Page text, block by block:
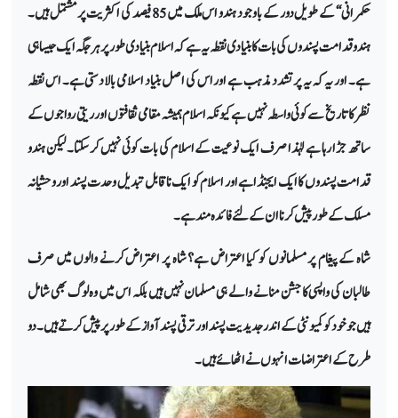
حکمرانی‘‘ کے طویل دور کے باوجود ہندو اس ملک میں 85 فیصد کی اکثریت پر مشتمل ہیں۔
ہندو قدامت پسندوں کی بات کا بنیادی نقطہ یہ ہے کہ اسلام بنیادی طور پر ہر جگہ ایک جیسا ہی
ہے۔ اور یہ کہ یہ پرتشدد مذہب ہے اور اس کی اصل بنیاد اسلامی بالادستی ہے۔ اس نقطہ
نظر کا تاریخ سے کوئی واسطہ نہیں ہے کیونکہ اسلام ہمیشہ مقامی ثقافتوں اور ریتی رواجوں کے
ساتھ جڑا رہا ہے لہٰذا صرف ایک نوعیت کے اسلام کی بات کوئی نہیں کر سکتا۔ لیکن ہندو
قدامت پسندوں کا ایک ایجنڈا ہے اور اسلام کو ایک ناقابل تبدیل وحدت پسند اور وحشیانہ
مسلک کے طور پیش کرنا ان کے لئے فائدہ مند ہے۔
شاہ کے پیغام پر مسلمانوں کو کیا اعتراض ہے؟ شاہ پر اعتراض کرنے والوں میں صرف
طالبان کی واپسی کا جشن منانے والے ہی مسلمان نہیں ہیں بلکہ اس میں وہ لوگ بھی شامل
ہیں جو خود کو کمیونٹی کے اندر جدیدیت پسند اور ترقی پسند آواز کے طور پر پیش کرتے ہیں۔ دو
طرح کے اعتراضات انہوں نے اٹھائے ہیں۔